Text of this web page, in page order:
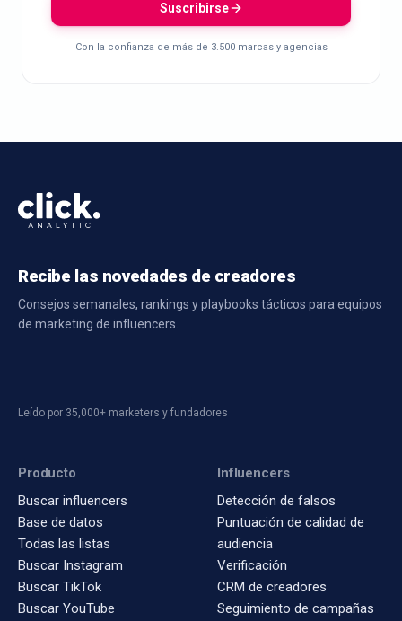
Suscribirse
Con la confianza de más de 3.500 marcas y agencias
Recibe las novedades de creadores
Consejos semanales, rankings y playbooks tácticos para equipos
de marketing de influencers.
Leído por 35,000+ marketers y fundadores
Producto
Buscar influencers
Base de datos
Todas las listas
Buscar Instagram
Buscar TikTok
Buscar YouTube
Influencers
Detección de falsos
Puntuación de calidad de
audiencia
Verificación
CRM de creadores
Seguimiento de campañas